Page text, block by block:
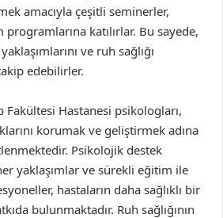
amacıyla çeşitli seminerler,
katılırlar. Bu sayede,
ve ruh sağlığı
edebilirler.
Fakültesi Hastanesi psikologları,
korumak ve geliştirmek adına
Psikolojik destek
yaklaşımlar ve sürekli eğitim ile
hastaların daha sağlıklı bir
bulunmaktadır. Ruh sağlığının